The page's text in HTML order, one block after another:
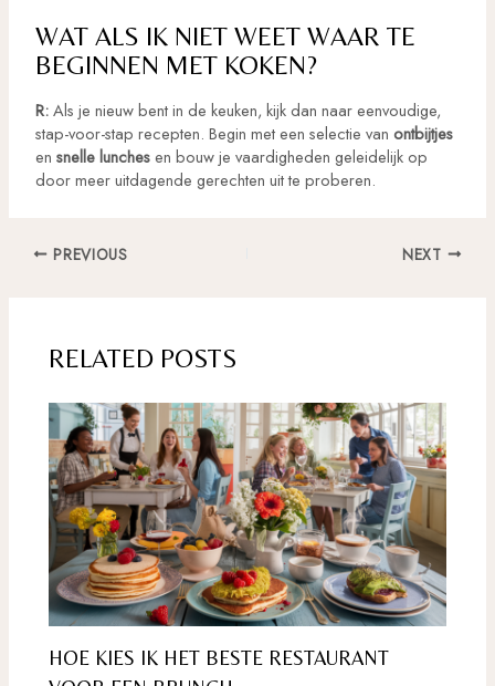
WAT ALS IK NIET WEET WAAR TE
BEGINNEN MET KOKEN?
R:Als je nieuw bent in de keuken, kijk dan naar eenvoudige,
stap-voor-stap recepten. Begin met een selectie van ontbijtjes
en snelle lunchesen bouw je vaardigheden geleidelijk op
door meer uitdagende gerechten uit te proberen.
Post
PREVIOUS NEXT
RELATED POSTS
HOE KIES IK HET BESTE RESTAURANT